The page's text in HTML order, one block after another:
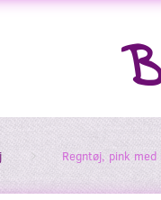
Regntøj, pink med